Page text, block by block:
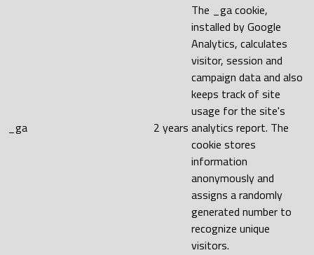
_ga 2 years
The _ga cookie,
installed by Google
Analytics, calculates
visitor, session and
campaign data and also
keeps track of site
usage for the site's
analytics report. The
cookie stores
information
anonymously and
assigns a randomly
generated number to
recognize unique
visitors.